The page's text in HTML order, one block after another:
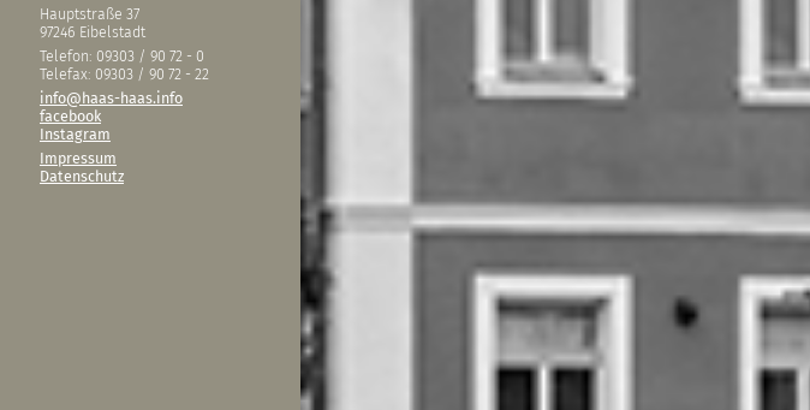
Hauptstraße 37
97246 Eibelstadt
Telefon: 09303 / 90 72 - 0
Telefax: 09303 / 90 72 - 22
info@haas-haas.info
facebook
Instagram
Impressum
Datenschutz